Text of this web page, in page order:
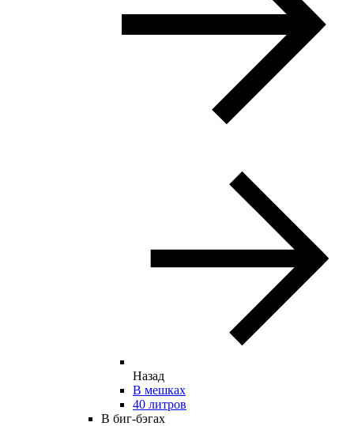
Назад
В мешках
40 литров
В биг-бэгах